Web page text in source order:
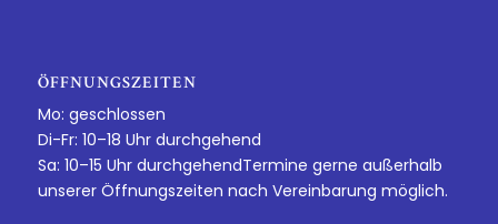
ÖFFNUNGSZEITEN
Mo: geschlossen
Di-Fr: 10–18 Uhr durchgehend
Sa: 10–15 Uhr durchgehendTermine gerne außerhalb
unserer Öffnungszeiten nach Vereinbarung möglich.